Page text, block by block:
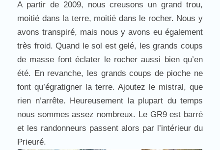
A partir de 2009, nous creusons un grand trou,
moitié dans la terre, moitié dans le rocher. Nous y
avons transpiré, mais nous y avons eu également
très froid. Quand le sol est gelé, les grands coups
de masse font éclater le rocher aussi bien qu’en
été. En revanche, les grands coups de pioche ne
font qu’égratigner la terre. Ajoutez le mistral, que
rien n’arrête. Heureusement la plupart du temps
nous sommes assez nombreux. Le GR9 est barré
et les randonneurs passent alors par l’intérieur du
Prieuré.